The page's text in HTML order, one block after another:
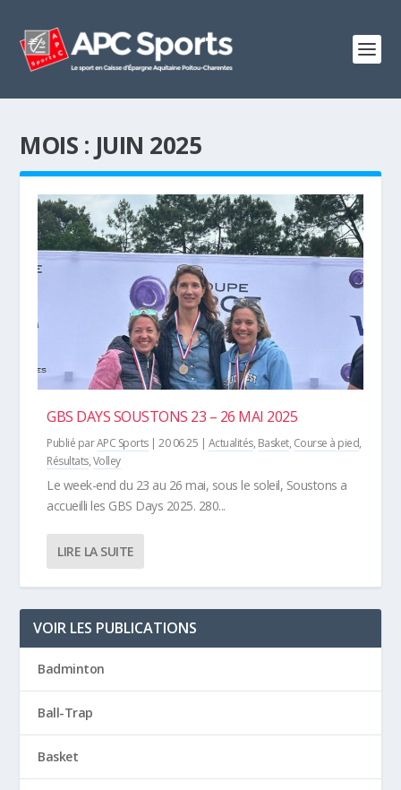
MOIS : JUIN 2025
GBS DAYS SOUSTONS 23 – 26 MAI 2025
Publié parAPC Sports|20 06 25 | Actualités, Basket, Course à pied,
Résultats,Volley
Le week-end du 23 au 26 mai, sous le soleil, Soustons a
accueilli les GBS Days 2025. 280...
LIRE LA SUITE
VOIR LES PUBLICATIONS
Badminton
Ball-Trap
Basket